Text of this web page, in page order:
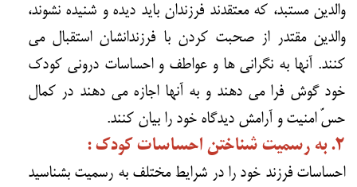
والدین مستبد، که معتقدند فرزندان باید دیده و شنیده نشوند،
والدین مقتدر از صحبت کردن با فرزندانشان استقبال می
کنند. آنها به نگرانی ها و عواطف و احساسات درونی کودک
خود گوش فرا می دهند و به آنها اجازه می دهند در کمال
حسّ امنیت و آرامش دیدگاه خود را بیان کنند.
۲. به رسمیت شناختن احساسات کودک :
احساسات فرزند خود را در شرایط مختلف به رسمیت بشناسید